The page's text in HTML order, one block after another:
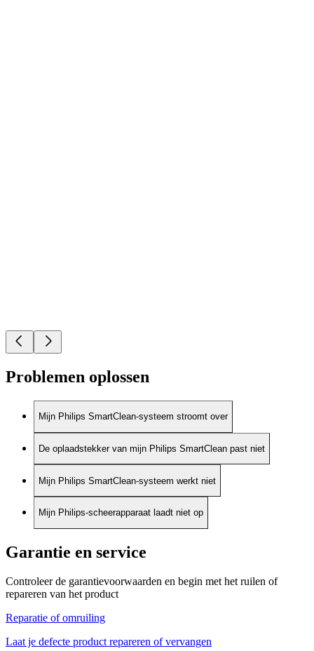
Problemen oplossen
Mijn Philips SmartClean-systeem stroomt over
De oplaadstekker van mijn Philips SmartClean past niet
Mijn Philips SmartClean-systeem werkt niet
Mijn Philips-scheerapparaat laadt niet op
Garantie en service
Controleer de garantievoorwaarden en begin met het ruilen of
repareren van het product
Reparatie of omruiling
Laat je defecte product repareren of vervangen